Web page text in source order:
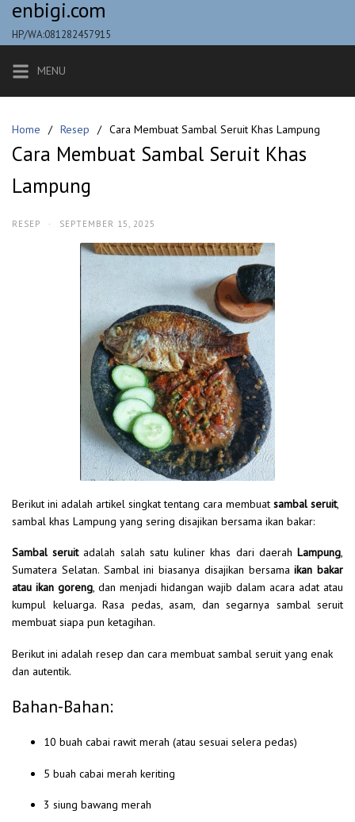
Skip
content
enbigi.com
HP/WA:081282457915
MENU
Home Resep Cara Membuat Sambal Seruit Khas Lampung
Cara Membuat Sambal Seruit Khas
Lampung
RESEP · SEPTEMBER 15, 2025
Berikut ini adalah artikel singkat tentang cara membuat sambal seruit,
sambal khas Lampung yang sering disajikan bersama ikan bakar:
Sambal seruitadalah salah satu kuliner khas dari daerahLampung,
Sumatera Selatan. Sambal ini biasanya disajikan bersamaikan bakar
atau ikan goreng, dan menjadi hidangan wajib dalam acara adat atau
kumpul keluarga. Rasa pedas, asam, dan segarnya sambal seruit
membuat siapa pun ketagihan.
Berikut ini adalah resep dan cara membuat sambal seruit yang enak
dan autentik.
Bahan-Bahan:
10 buah cabai rawit merah (atau sesuai selera pedas)
5 buah cabai merah keriting
3 siung bawang merah